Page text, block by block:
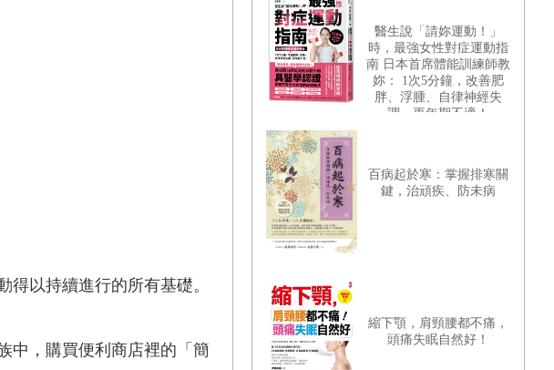
以持續進行的所有基礎。
中，購買便利商店裡的「簡
醫生說「請妳運動！」
時，最強女性對症運動指
南 日本首席體能訓練師教
妳： 1次5分鐘，改善肥
胖、浮腫、自律神經失
調、更年期不適！
百病起於寒：掌握排寒關
鍵，治頑疾、防未病
縮下顎，肩頸腰都不痛，
頭痛失眠自然好！